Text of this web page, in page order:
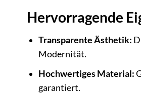
Hervorragende
Transparente Ästhetik:
Modernität.
Hochwertiges Material:
garantiert.